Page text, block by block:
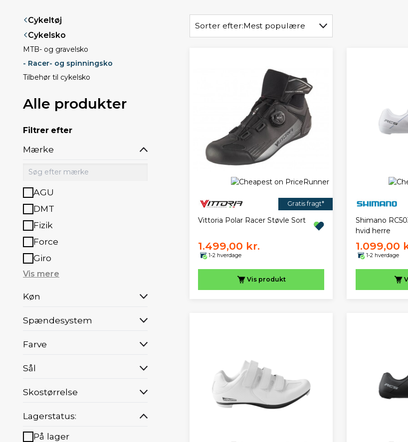
Cykeltøj
Cykelsko
MTB- og gravelsko
- Racer- og spinningsko
Tilbehør til cykelsko
Alle produkter
Filtrer efter
Mærke
AGU
DMT
Fizik
Force
Giro
Vis mere
Køn
Spændesystem
Farve
Sål
Skostørrelse
Lagerstatus:
På lager
Sorter efter:Mest populære
Gratis fragt*
Vittoria Polar Racer Støvle Sort
1.499,00 kr.
1-2 hverdage
Vis produkt
Shimano
hvid herre
1.099,00
1-2 hverdage